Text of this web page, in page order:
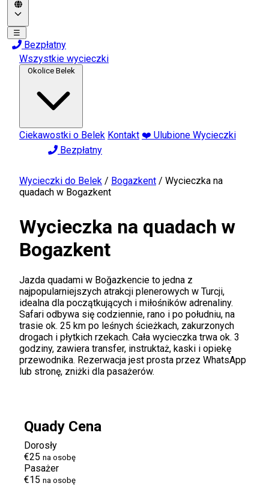
☰
Bezpłatny
Wszystkie wycieczki
Okolice Belek
Ciekawostki o Belek Kontakt ❤️ Ulubione Wycieczki
Bezpłatny
Wycieczki do Belek / Bogazkent / Wycieczka na
quadach w Bogazkent
Wycieczka na quadach w
Bogazkent
Jazda quadami w Boğazkencie to jedna z
najpopularniejszych atrakcji plenerowych w Turcji,
idealna dla początkujących i miłośników adrenaliny.
Safari odbywa się codziennie, rano i po południu, na
trasie ok. 25 km po leśnych ścieżkach, zakurzonych
drogach i płytkich rzekach. Cała wycieczka trwa ok. 3
godziny, zawiera transfer, instruktaż, kaski i opiekę
przewodnika. Rezerwacja jest prosta przez WhatsApp
lub stronę, zniżki dla pasażerów.
Quady Cena
Dorosły
€25 na osobę
Pasażer
€15 na osobę